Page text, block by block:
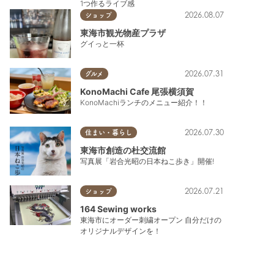
1つ作るライブ感
ショップ 2026.08.07
東海市観光物産プラザ
グイっと一杯
グルメ 2026.07.31
KonoMachi Cafe 尾張横須賀
KonoMachiランチのメニュー紹介！！
住まい・暮らし 2026.07.30
東海市創造の杜交流館
写真展「岩合光昭の日本ねこ歩き」開催!
ショップ 2026.07.21
164 Sewing works
東海市にオーダー刺繍オープン 自分だけの
オリジナルデザインを！